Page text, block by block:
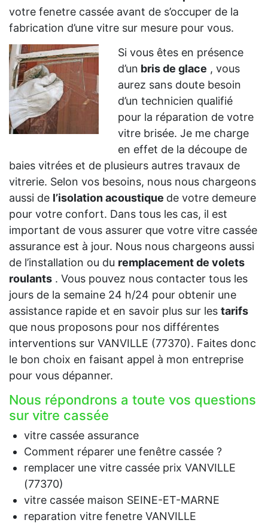
votre fenetre cassée avant de s’occuper de la
fabrication d’une vitre sur mesure pour vous.
Si vous êtes en présence
d’un bris de glace , vous
aurez sans doute besoin
d’un technicien qualifié
pour la réparation de votre
vitre brisée. Je me charge
en effet de la découpe de
baies vitrées et de plusieurs autres travaux de
vitrerie. Selon vos besoins, nous nous chargeons
aussi de l’isolation acoustique de votre demeure
pour votre confort. Dans tous les cas, il est
important de vous assurer que votre vitre cassée
assurance est à jour. Nous nous chargeons aussi
de l’installation ou du remplacement de volets
roulants . Vous pouvez nous contacter tous les
jours de la semaine 24 h/24 pour obtenir une
assistance rapide et en savoir plus sur les tarifs
que nous proposons pour nos différentes
interventions sur VANVILLE (77370). Faites donc
le bon choix en faisant appel à mon entreprise
pour vous dépanner.
Nous répondrons a toute vos questions
sur vitre cassée
vitre cassée assurance
Comment réparer une fenêtre cassée ?
remplacer une vitre cassée prix VANVILLE
(77370)
vitre cassée maison SEINE-ET-MARNE
reparation vitre fenetre VANVILLE